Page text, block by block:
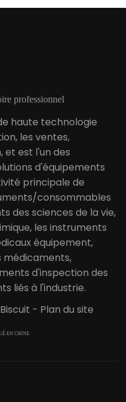
professionnel
haute technologie
les ventes,
est l'un des
d'équipements
principale de
consommables
des sciences de la vie,
les instruments
équipement,
médicaments,
d'inspection des
liés à l'industrie.
Biscuit - Plan du site
EN CHINE